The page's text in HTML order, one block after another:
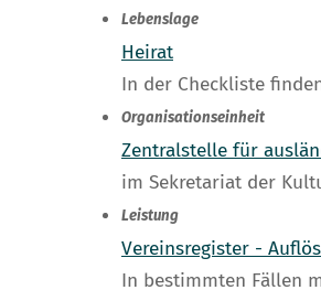
Lebenslage
Heirat
In der Checkliste
Organisationseinheit
Zentralstelle für
im Sekretariat der
Leistung
Vereinsregister -
In bestimmten Fällen